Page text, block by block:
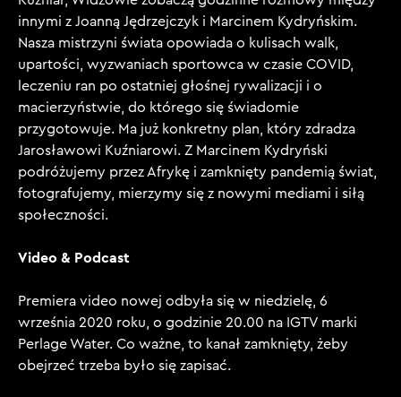
innymi z Joanną Jędrzejczyk i Marcinem Kydryńskim.
Nasza mistrzyni świata opowiada o kulisach walk,
upartości, wyzwaniach sportowca w czasie COVID,
leczeniu ran po ostatniej głośnej rywalizacji i o
macierzyństwie, do którego się świadomie
przygotowuje. Ma już konkretny plan, który zdradza
Jarosławowi Kuźniarowi. Z Marcinem Kydryński
podróżujemy przez Afrykę i zamknięty pandemią świat,
fotografujemy, mierzymy się z nowymi mediami i siłą
społeczności.
Video & Podcast
Premiera video nowej odbyła się w niedzielę, 6
września 2020 roku, o godzinie 20.00 na IGTV marki
Perlage Water. Co ważne, to kanał zamknięty, żeby
obejrzeć trzeba było się zapisać.